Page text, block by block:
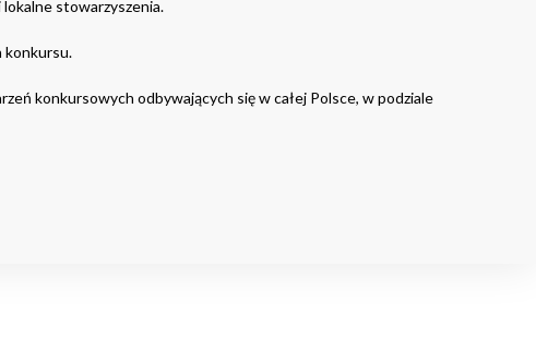
stowarzyszenia.
konkursu.
konkursowych odbywających się w całej Polsce, w podziale